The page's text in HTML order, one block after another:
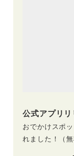
公式アプリリ
おでかけスポ
れました！（無